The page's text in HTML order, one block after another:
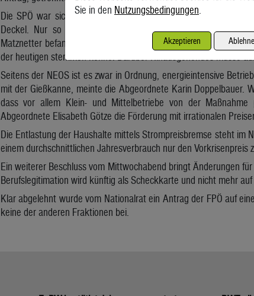
Die SPÖ war sich indes sicher, dass die Fördermaßnahme
Deckel. Nur so könne verhindert werden, dass Österreich
Matznetter befand. VP-Mandatar Peter Haubner betonte, dass
der heutigen stemmen könne. Darüber Hinausgehendes müsse
Seitens der NEOS ist es zwar in Ordnung, energieintensive
mit der Gießkanne, meinte die Abgeordnete Karin Doppelbauer.
dass vor allem Klein- und Mittelbetriebe von der
Abgeordnete Elisabeth Götze die Förderung mit irrationalen
Die Entlastung der Haushalte mittels Strompreisbremse steht im
einem durchschnittlichen Jahresverbrauch nur den Vorkrisenpreis
Ein weiterer Beschluss vom Mittwochabend bringt Änderungen
Berufslegitimation wird künftig als Scheckkarte und nicht mehr
Klar abgelehnt wurde vom Nationalrat ein Antrag der FPÖ auf
keine der anderen Fraktionen bei.
Sie in den Nutzungsbedingungen
Akzeptieren